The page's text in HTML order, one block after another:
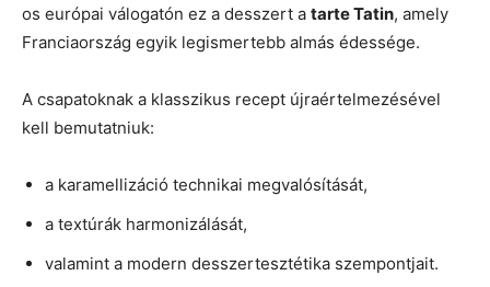
os európai válogatón ez a desszert a tarte Tatin, amely
Franciaország egyik legismertebb almás édessége.
A csapatoknak a klasszikus recept újraértelmezésével
kell bemutatniuk:
a karamellizáció technikai megvalósítását,
a textúrák harmonizálását,
valamint a modern desszertesztétika szempontjait.